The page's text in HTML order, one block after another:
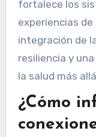
fortalece los
experiencias
integración de
resiliencia y
la salud más
¿Cómo